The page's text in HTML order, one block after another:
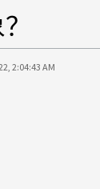
2:04:43 AM